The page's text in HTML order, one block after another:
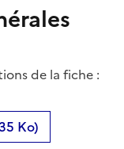
de la fiche :
Ko)